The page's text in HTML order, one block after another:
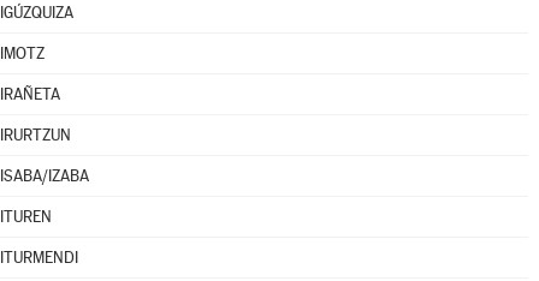
IGÚZQUIZA
IMOTZ
IRAÑETA
IRURTZUN
ISABA/IZABA
ITUREN
ITURMENDI